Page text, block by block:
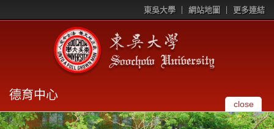
東吳大學 網站地圖 更多連結
德育中心
close